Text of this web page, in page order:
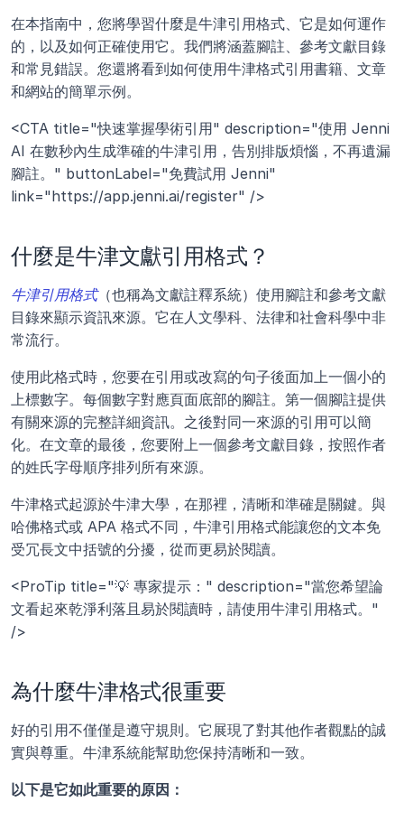
在本指南中，您將學習什麼是牛津引用格式、它是如何運作
的，以及如何正確使用它。我們將涵蓋腳註、參考文獻目錄
和常見錯誤。您還將看到如何使用牛津格式引用書籍、文章
和網站的簡單示例。
<CTA title="快速掌握學術引用" description="使用 Jenni
AI 在數秒內生成準確的牛津引用，告別排版煩惱，不再遺漏
腳註。" buttonLabel="免費試用 Jenni"
link="https://app.jenni.ai/register" />
什麼是牛津文獻引用格式？
牛津引用格式（也稱為文獻註釋系統）使用腳註和參考文獻
目錄來顯示資訊來源。它在人文學科、法律和社會科學中非
常流行。
使用此格式時，您要在引用或改寫的句子後面加上一個小的
上標數字。每個數字對應頁面底部的腳註。第一個腳註提供
有關來源的完整詳細資訊。之後對同一來源的引用可以簡
化。在文章的最後，您要附上一個參考文獻目錄，按照作者
的姓氏字母順序排列所有來源。
牛津格式起源於牛津大學，在那裡，清晰和準確是關鍵。與
哈佛格式或 APA 格式不同，牛津引用格式能讓您的文本免
受冗長文中括號的分擾，從而更易於閱讀。
<ProTip title="💡 專家提示：" description="當您希望論
文看起來乾淨利落且易於閱讀時，請使用牛津引用格式。"
/>
為什麼牛津格式很重要
好的引用不僅僅是遵守規則。它展現了對其他作者觀點的誠
實與尊重。牛津系統能幫助您保持清晰和一致。
以下是它如此重要的原因：